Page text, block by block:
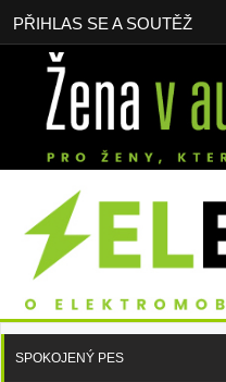
PŘIHLAS SE A SOUTĚŽ
SPOKOJENÝ PES